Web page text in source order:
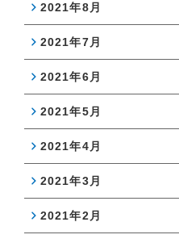
2021年8月
2021年7月
2021年6月
2021年5月
2021年4月
2021年3月
2021年2月